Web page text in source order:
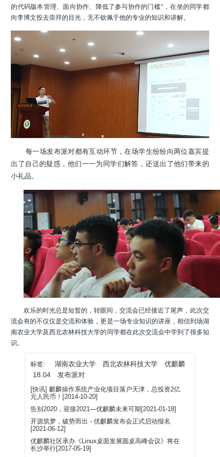
的代码版本管理、面向协作、降低了参与协作的门槛”，在坐的同学都
向李博文投去崇拜的目光，无不钦佩于他的专业的知识和讲解。
每一场发布派对都有互动环节，在场学生纷纷向两位嘉宾提
出了自己的疑惑，他们一一为同学们解答，还送出了他们带来的
小礼品。
欢乐的时光总是短暂的，转眼间，交流会已经接近了尾声，此次交
流会有的不仅仅是交流和体验，更是一场专业知识的讲座，相信到场湖
南农业大学及西北农林科技大学的同学都在此次交流会中学到了很多知
识。
标签: 湖南农业大学 西北农林科技大学
优麒麟
18.04
发布派对
[快讯] 麒麟操作系统产业化项目落户天津，总投资2亿
元人民币！[2014-10-20]
告别2020，迎接2021—优麒麟未来可期[2021-01-18]
开源筑梦，破势而出 - 优麒麟发布会正式启动报名
[2021-06-12]
优麒麟社区承办《Linux桌面发展圆桌高峰会议》将在
长沙举行[2017-05-19]